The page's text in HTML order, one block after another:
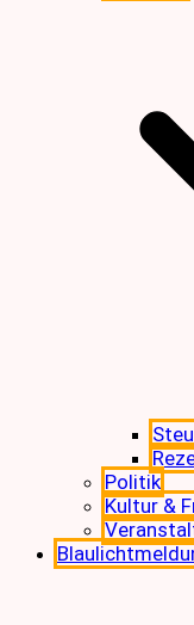
Politik
Kultur &